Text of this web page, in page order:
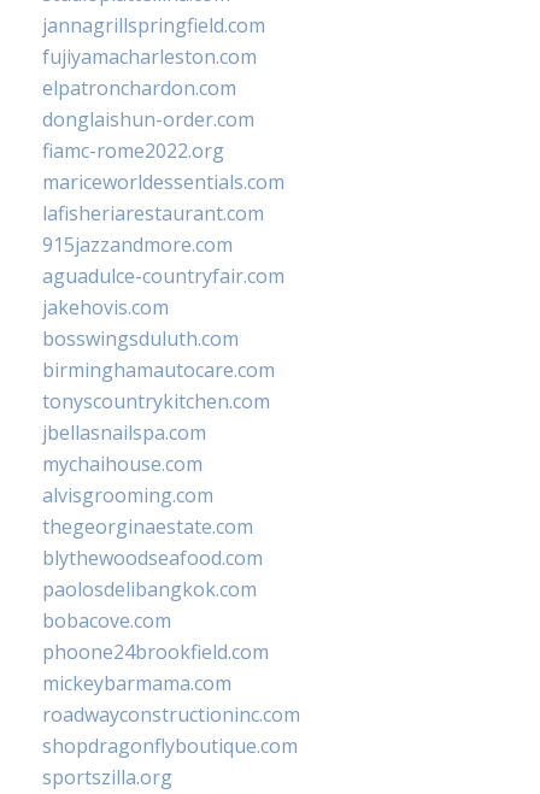
jannagrillspringfield.com
fujiyamacharleston.com
elpatronchardon.com
donglaishun-order.com
fiamc-rome2022.org
mariceworldessentials.com
lafisheriarestaurant.com
915jazzandmore.com
aguadulce-countryfair.com
jakehovis.com
bosswingsduluth.com
birminghamautocare.com
tonyscountrykitchen.com
jbellasnailspa.com
mychaihouse.com
alvisgrooming.com
thegeorginaestate.com
blythewoodseafood.com
paolosdelibangkok.com
bobacove.com
phoone24brookfield.com
mickeybarmama.com
roadwayconstructioninc.com
shopdragonflyboutique.com
sportszilla.org